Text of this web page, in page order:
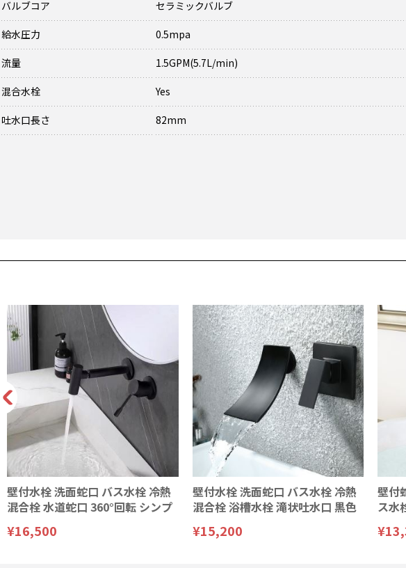
バルブコア セラミックバルブ
給水圧力 0.5mpa
流量 1.5GPM(5.7L/min)
混合水栓 Yes
吐水口長さ 82mm
壁付水栓 洗面蛇口 バス水栓 冷熱
混合栓 水道蛇口 360°回転 シンプ
¥16,500
壁付水栓 洗面蛇口 バス水栓 冷熱
混合栓 浴槽水栓 滝状吐水口 黒色
¥15,200
壁付
ス水